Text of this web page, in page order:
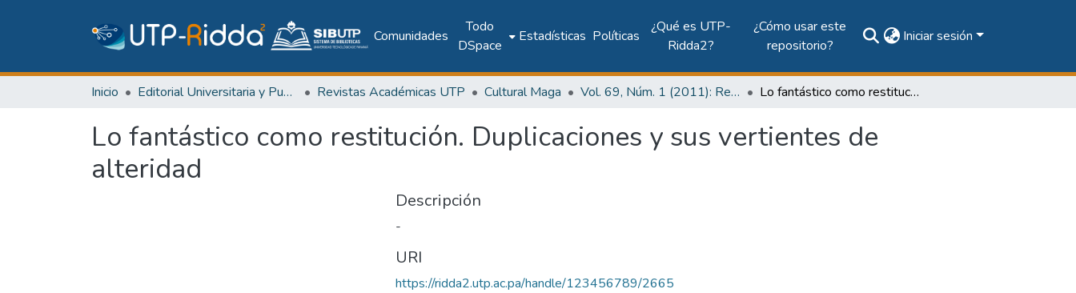
Comunidades
Todo
DSpace
Estadísticas Políticas
¿Qué es UTP-
Ridda2?
¿Cómo usar este
repositorio?
Iniciar sesión
Inicio Editorial Universitaria y Publicaciones Seriadas Revistas Académicas UTP Cultural Maga Vol. 69, Núm. 1 (2011): Revista Maga Lo fantástico como restitución. Duplicaciones y sus vertientes de alteridad
Lo fantástico como restitución. Duplicaciones y sus vertientes de
alteridad
Descripción
-
URI
https://ridda2.utp.ac.pa/handle/123456789/2665